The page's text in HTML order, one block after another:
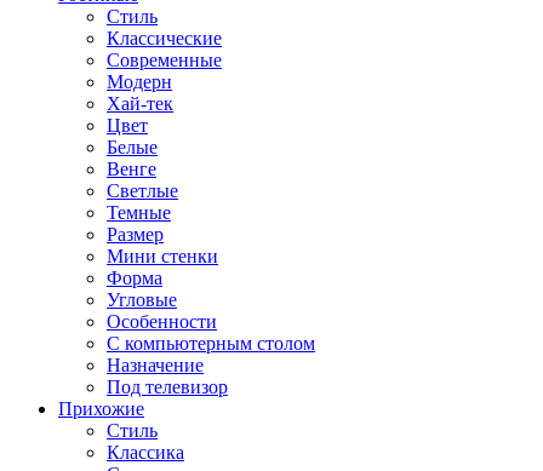
Стиль
Классические
Современные
Модерн
Хай-тек
Цвет
Белые
Венге
Светлые
Темные
Размер
Мини стенки
Форма
Угловые
Особенности
С компьютерным столом
Назначение
Под телевизор
Прихожие
Стиль
Классика